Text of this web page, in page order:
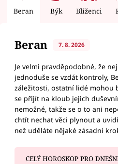
Beran Býk Blíženci
Beran 7. 8. 2026
Je velmi pravděpodobné, že
jednoduše se vzdát kontroly,
záležitosti, ostatní lidé mohou
se přijít na kloub jejich
nemožné, takže se o to ani
chtít nechat věci plynout a
než uděláte nějaké zásadní
CELÝ HOROSKOP PRO